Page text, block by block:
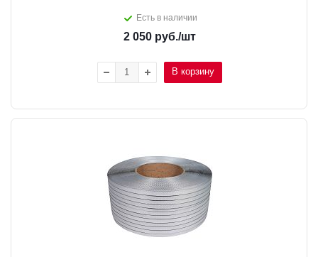
Есть в наличии
2 050руб./шт
В корзину